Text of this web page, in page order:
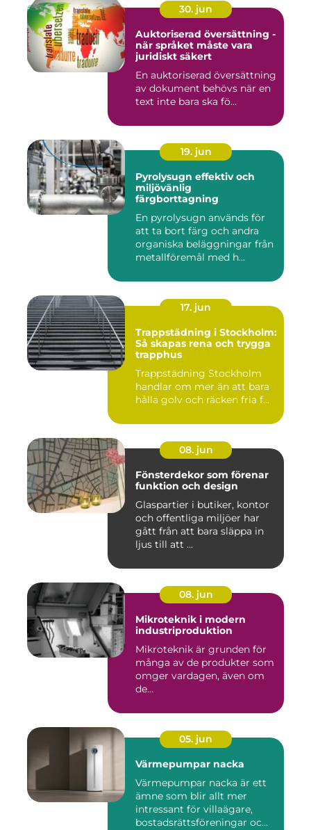
30. jun
Auktoriserad översättning -
när språket måste vara
juridiskt säkert
En auktoriserad översättning
av dokument behövs när en
text inte bara ska fö...
19. jun
Pyrolysugn effektiv och
miljövänlig
färgborttagning
En pyrolysugn används för
att ta bort färg och andra
organiska beläggningar från
metallföremål med h...
17. jun
Trappstädning i Stockholm:
Så skapas rena och trygga
trapphus
Trappstädning Stockholm
handlar om mer än att bara
hålla golv och räcken fria f...
08. jun
Fönsterdekor som förenar
funktion och design
Glaspartier i butiker, kontor
och offentliga miljöer har
gått från att bara släppa in
ljus till att ...
08. jun
Mikroteknik i modern
industriproduktion
Mikroteknik är grunden för
många av de produkter som
omger vardagen, även om
de...
05. jun
Värmepumpar nacka
Värmepumpar nacka är ett
ämne som blir allt mer
intressant för villaägare,
bostadsrättsföreningar oc...